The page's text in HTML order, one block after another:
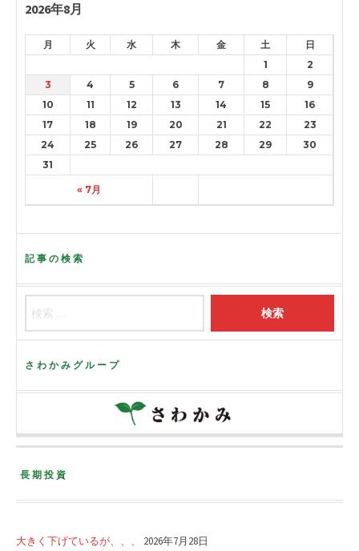
2026年8月
月 火 水 木 金 土 日
« 7月
1
2
3
4 5 6 7 8
9
10
11 12 13 14 15
16
17
18 19 20 21 22
23
24
25 26 27 28 29
30
31
記事の検索
さわかみグループ
長期投資
大きく下げているが、、、 2026年7月28日